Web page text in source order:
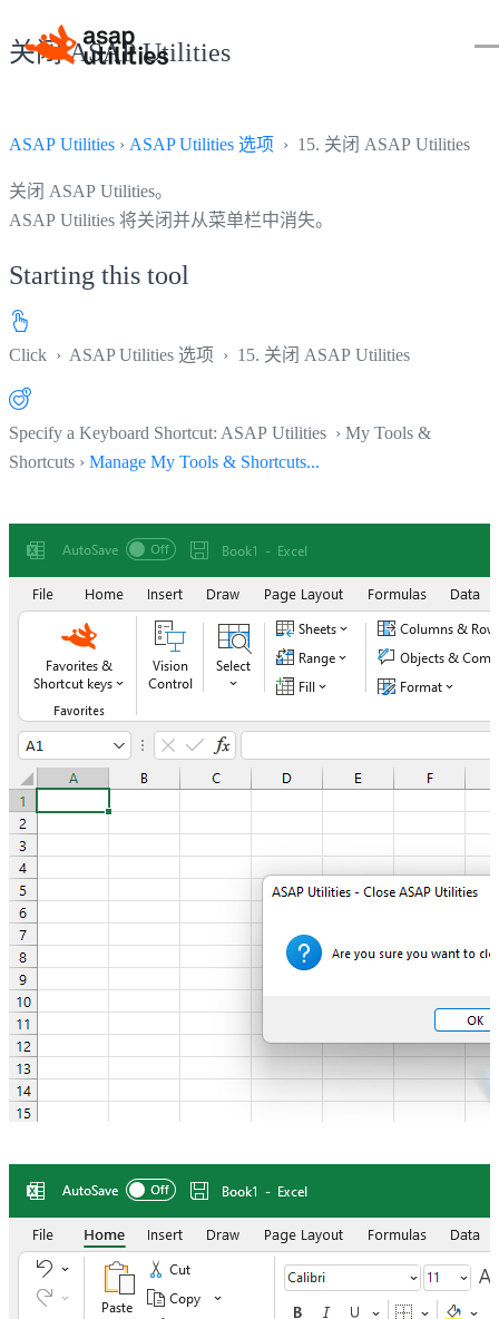
关闭 ASAP Utilities
ASAP Utilities › ASAP Utilities 选项 › 15. 关闭 ASAP Utilities
关闭 ASAP Utilities。
ASAP Utilities 将关闭并从菜单栏中消失。
Starting this tool
Click › ASAP Utilities 选项 › 15. 关闭 ASAP Utilities
Specify a Keyboard Shortcut: ASAP Utilities › My Tools &
Shortcuts › Manage My Tools & Shortcuts...